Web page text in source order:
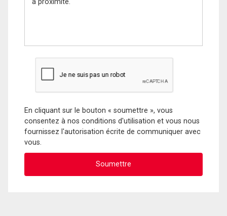
En cliquant sur le bouton « soumettre », vous
consentez à nos conditions d'utilisation et vous nous
fournissez l'autorisation écrite de communiquer avec
vous.